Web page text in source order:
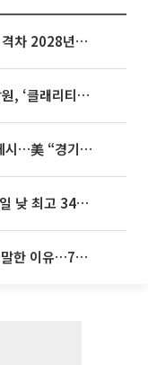
종부세 개편에도…1·3주택 종부세 격차 2028년부터 확대
미국, 가상자산 포괄 규제 속도…상원, ‘클래리티법’ 9월 절차투표 추진
이란, 미국에 호르무즈 합의 조건 제시…美 “경기 아직 안 끝나” [종합]
[내일 날씨] 전국 무더위 계속…10일 낮 최고 34도 육박
추미애가 페이스북서 네 번 재정을 말한 이유…7700억 추경 열쇠는 도의회에